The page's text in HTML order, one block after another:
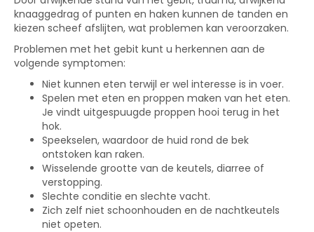
knaaggedrag of punten en haken kunnen de tanden en
kiezen scheef afslijten, wat problemen kan veroorzaken.
Problemen met het gebit kunt u herkennen aan de
volgende symptomen:
Niet kunnen eten terwijl er wel interesse is in voer.
Spelen met eten en proppen maken van het eten.
Je vindt uitgespuugde proppen hooi terug in het
hok.
Speekselen, waardoor de huid rond de bek
ontstoken kan raken.
Wisselende grootte van de keutels, diarree of
verstopping.
Slechte conditie en slechte vacht.
Zich zelf niet schoonhouden en de nachtkeutels
niet opeten.